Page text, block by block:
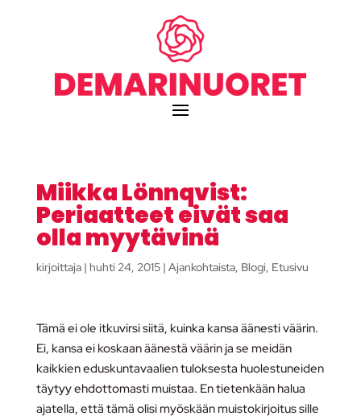
Miikka Lönnqvist:
Periaatteet eivät saa
olla myytävinä
kirjoittaja | huhti 24, 2015| Ajankohtaista, Blogi, Etusivu
Tämä ei ole itkuvirsi siitä, kuinka kansa äänesti väärin.
Ei, kansa ei koskaan äänestä väärin ja se meidän
kaikkien eduskuntavaalien tuloksesta huolestuneiden
täytyy ehdottomasti muistaa. En tietenkään halua
ajatella, että tämä olisi myöskään muistokirjoitus sille